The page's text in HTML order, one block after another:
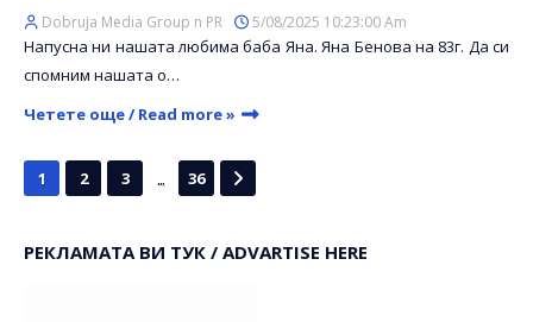
Dobruja Media Group n PR 5/08/2025 10:23:00 Am
Напусна ни нашата любима баба Яна. Яна Бенова на 83г. Да си
спомним нашата о…
Четете още / Read more »
1 2 3 ... 36
РЕКЛАМАТА ВИ ТУК / ADVARTISE HERE